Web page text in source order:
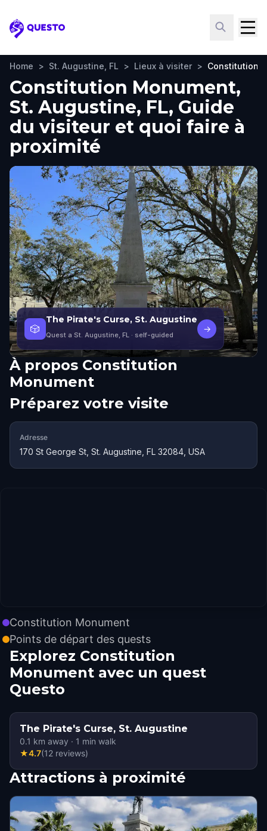
Questo
Home > St. Augustine, FL > Lieux à visiter > Constitution
Constitution Monument,
St. Augustine, FL, Guide
du visiteur et quoi faire à
proximité
🎲
The Pirate's Curse, St. Augustine
Quest a St. Augustine, FL · self-guided
→
À propos Constitution
Monument
Préparez votre visite
Adresse
170 St George St, St. Augustine, FL 32084, USA
Constitution Monument
Points de départ des quests
Explorez Constitution
Monument avec un quest
Questo
The Pirate's Curse, St. Augustine
0.1 km away · 1 min walk
★4.7(12 reviews)
Attractions à proximité